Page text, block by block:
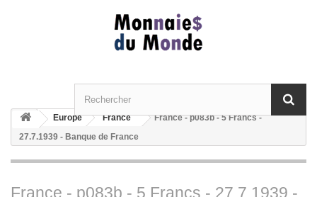
Europe France
France - p083b - 5 Francs -
27.7.1939 - Banque de France
France - p083b - 5 Francs - 27.7.1939 -